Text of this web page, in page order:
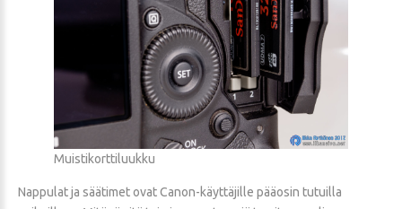
Muistikorttiluukku
Nappulat ja säätimet ovat Canon-käyttäjille pääosin tutuilla